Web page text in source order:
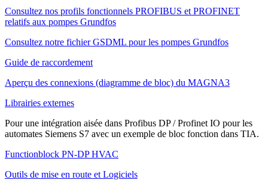
Consultez nos profils fonctionnels PROFIBUS et PROFINET
relatifs aux pompes Grundfos
Consultez notre fichier GSDML pour les pompes Grundfos
Guide de raccordement
Aperçu des connexions (diagramme de bloc) du MAGNA3
Librairies externes
Pour une intégration aisée dans Profibus DP / Profinet IO pour les
automates Siemens S7 avec un exemple de bloc fonction dans TIA.
Functionblock PN-DP HVAC
Outils de mise en route et Logiciels